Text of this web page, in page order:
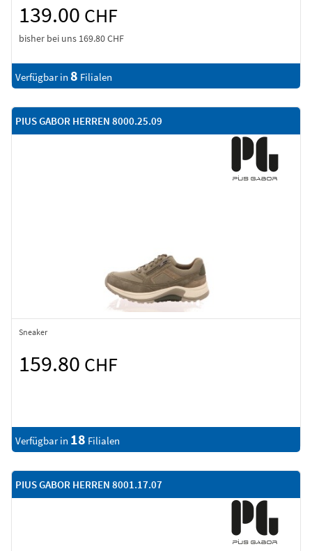
139.00 CHF
bisher bei uns 169.80 CHF
Verfügbar in 8 Filialen
PIUS GABOR HERREN 8000.25.09
Sneaker
159.80 CHF
Verfügbar in 18 Filialen
PIUS GABOR HERREN 8001.17.07